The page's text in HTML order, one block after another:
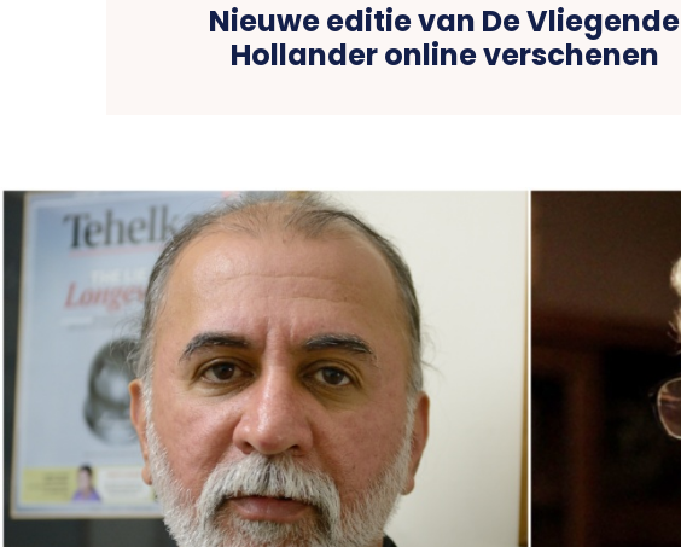
Nieuwe editie van De Vliegende
Hollander online verschenen